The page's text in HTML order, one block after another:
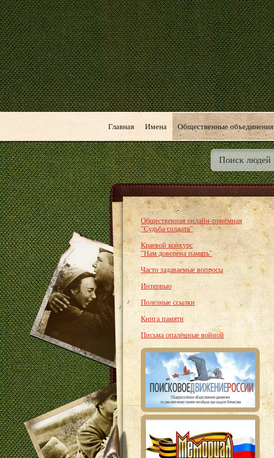
Главная Имена Общественные объединения
Общественная онлайн-приёмная
"Судьба солдата"
Краевой конкурс
"Нам доверена память"
Часто задаваемые вопросы
Интервью
Полезные ссылки
Книга памяти
Письма опалённые войной